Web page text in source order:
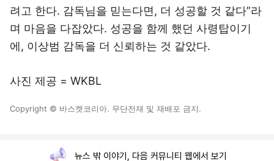
려고 한다. 감독님을 믿는다면, 더 성공할 것 같다”라
며 마음을 다잡았다. 성공을 함께 했던 사령탑이기
에, 이상범 감독을 더 신뢰하는 것 같았다.
사진 제공 = WKBL
Copyright © 바스켓코리아. 무단전재 및 재배포 금지.
뉴스 밖 이야기, 다음 커뮤니티 웹에서 보기